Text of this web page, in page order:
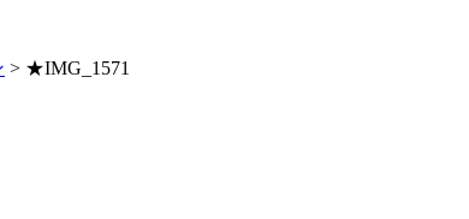
> ★IMG_1571